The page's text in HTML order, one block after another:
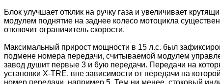
Блок улучшает отклик на ручку газа и увеличивает
модулем поднятие на заднее колесо мотоцикла
отключит ограничитель скорости.
Максимальный прирост мощности в 15 л.с. был
подмене номера передачи, считываемой модулем
завод душит первые 3 и 6ую передачи. Передачи на
установки X-TRE, вне зависимости от передачи на
номер передачи, например 5. Тем ни менее, стоковый